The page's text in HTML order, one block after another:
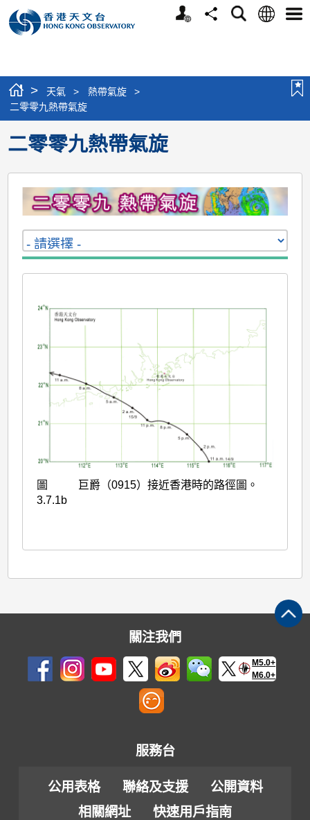
個
分
搜
語
選
> 天氣 > 熱帶氣旋
>
二零零九熱帶氣旋
二零零九熱帶氣旋
圖
3.7.1b
巨爵（0915）接近香港時的路徑圖。
關注我們
M5.0+
M6.0+
服務台
公用表格 聯絡及支援
公開資料
相關網址
快速用戶指南